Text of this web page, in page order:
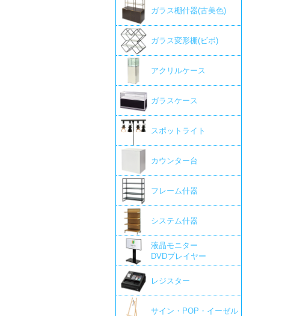
ガラス棚什器(古美色)
ガラス変形棚(ビボ)
アクリルケース
ガラスケース
スポットライト
カウンター台
フレーム什器
システム什器
液晶モニター
DVDプレイヤー
レジスター
サイン・POP・イーゼル